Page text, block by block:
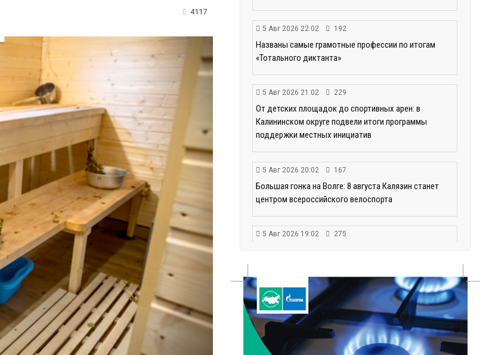
4117
5 Авг 2026 22:02 192
Названы самые грамотные профессии по итогам
«Тотального диктанта»
5 Авг 2026 21:02 229
От детских площадок до спортивных арен: в
Калининском округе подвели итоги программы
поддержки местных инициатив
5 Авг 2026 20:02 167
Большая гонка на Волге: 8 августа Калязин станет
центром всероссийского велоспорта
5 Авг 2026 19:02 275
фестиваль
5 Авг 2026 18:42 110
Виталий Королев: 58 пространств благоустроят в
Верхневолжье